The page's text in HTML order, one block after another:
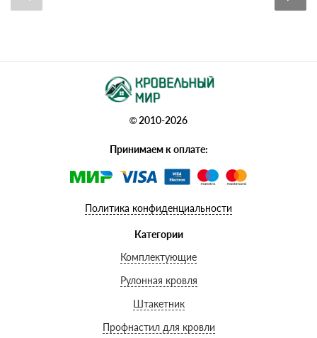
© 2010-2026
Принимаем к оплате:
Политика конфиденциальности
Категории
Комплектующие
Рулонная кровля
Штакетник
Профнастил для кровли